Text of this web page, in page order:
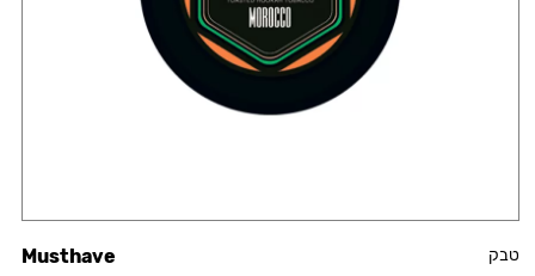
טבק Musthave